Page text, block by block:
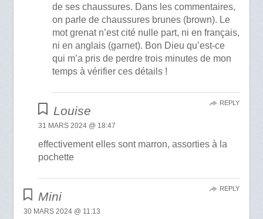
de ses chaussures. Dans les commentaires,
on parle de chaussures brunes (brown). Le
mot grenat n’est cité nulle part, ni en français,
ni en anglais (garnet). Bon Dieu qu’est-ce
qui m’a pris de perdre trois minutes de mon
temps à vérifier ces détails !
Louise
31 MARS 2024 @ 18:47
effectivement elles sont marron, assorties à la
pochette
REPLY
Mini
30 MARS 2024 @ 11:13
REPLY